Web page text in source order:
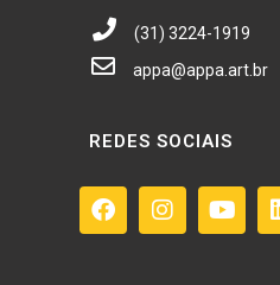
(31) 3224-1919
appa@appa.art.br
REDES SOCIAIS